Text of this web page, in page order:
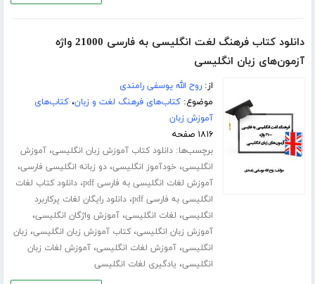
دانلود کتاب فرهنگ لغت انگلیسی به فارسی 21000 واژه
آزمون‌های زبان انگلیسی
از:روح الله یوسفی رامندی
موضوع:کتاب‌های فرهنگ لغت و زبان،کتاب‌های
آموزش زبان
۱۸۱۶ صفحه
برچسب‌ها:دانلود کتاب آموزش زبان انگلیسی،آموزش
انگلیسی، خودآموز انگلیسی،دو زبانه انگلیسی فارسی،
آموزش لغات انگلیسی به فارسی pdf ،دانلود کتاب لغات
انگلیسی به فارسی pdf
،دانلود رایگان لغات پرکاربرد
انگلیسی، لغات انگلیسی،آموزش واژگان انگلیسی،
آموزش زبان انگلیسی،کتاب آموزش زبان انگلیسی، زبان
انگلیسی،آموزش لغات انگلیسی،آموزش لغات زبان
انگلیسی، یادگیری لغات انگلیسی